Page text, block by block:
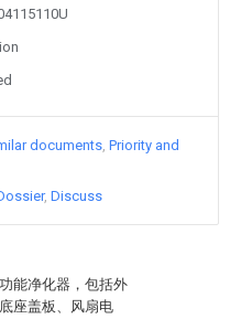
能净化器，包括外
座盖板、风扇电
documents Priority and
Discuss